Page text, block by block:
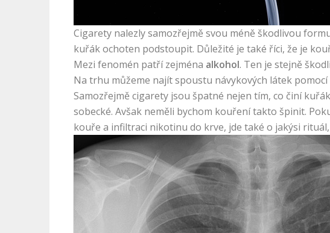
Cigarety nalezly samozřejmě svou méně škodlivou
kuřák ochoten podstoupit. Důležité je také říci, že je
Mezi fenomén patří zejména alkohol. Ten je stejně
Na trhu můžeme najít spoustu návykových látek
Samozřejmě cigarety jsou špatné nejen tím, co činí
sobecké. Avšak neměli bychom kouření takto špinit.
kouře a infiltraci nikotinu do krve, jde také o jakýsi